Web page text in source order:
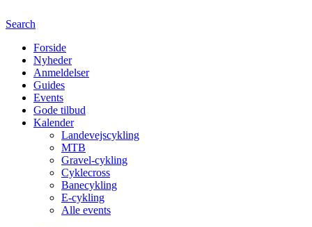
Search
Forside
Nyheder
Anmeldelser
Guides
Events
Gode tilbud
Kalender
Landevejscykling
MTB
Gravel-cykling
Cyklecross
Banecykling
E-cykling
Alle events